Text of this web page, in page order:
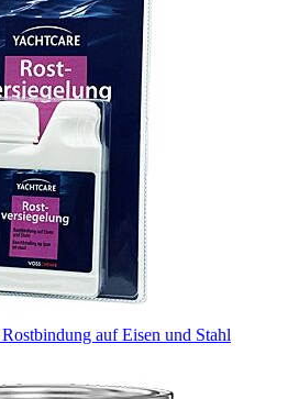
Rostbindung auf Eisen und Stahl